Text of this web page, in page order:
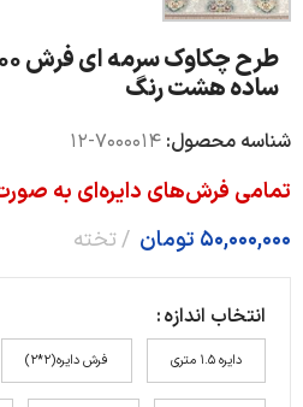
ساده هشت رنگ
شناسه محصول: 7000014-12
تمامی فرش‌های دایره‌ای به
50,000,000 تومان تخته
انتخاب اندازه
دایره 1.5 متری فرش دایره(2*2)